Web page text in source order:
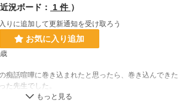
近況ボード：
1 件 ）
りに追加して更新通知を受け取ろう
お気に入り追加
痴話喧嘩に巻き込まれたと思ったら、巻き込んできた
た先生でした。
り始めたら返り討ちに遭い、グズグズに泣かされる。